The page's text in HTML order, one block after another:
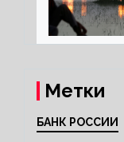
Метки
БАНК РОССИИ